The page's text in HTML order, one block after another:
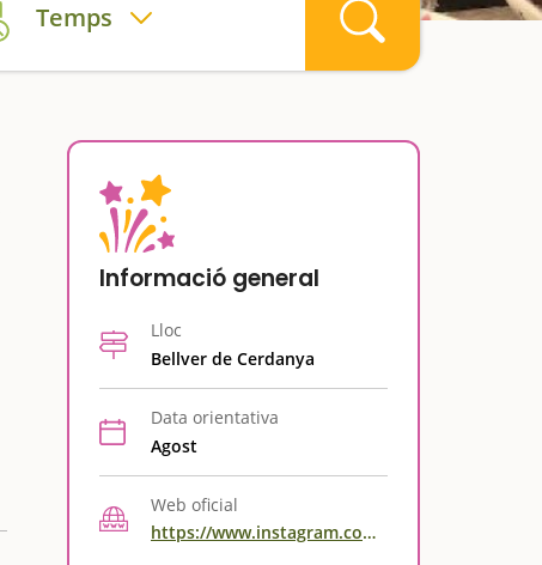
Temps
Informació general
Lloc
Bellver de Cerdanya
Data orientativa
Agost
Web oficial
https://www.instagram.com/mercatdartesanspelpirineu/